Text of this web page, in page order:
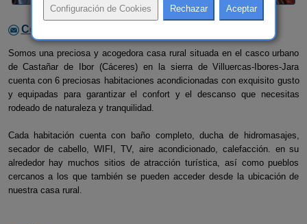
Contactar con el alojamiento
Somos una preciosa y acogedora casa rural situada en el casco urbano
de Castañar de Ibor (Cáceres) en la sierra de Villuercas-Ibores-Jara
cuenta con 6 preciosas habitaciones acondicionadas con exquisito gusto
y equipadas para garantizar el confort y el descanso que necesitas
rodeado de naturaleza y tranquilidad.
Cada habitación cuenta con baño completo, ducha de hidromasajes,
secador de cabello, WIFI, TV, aire acondicionado, calefacción. en su
alrededor hay muchos sitios de atracción turística, así como pueblos
cercanos a los que también se pueden acceder desde la ubicación de
nuestra casa rural.